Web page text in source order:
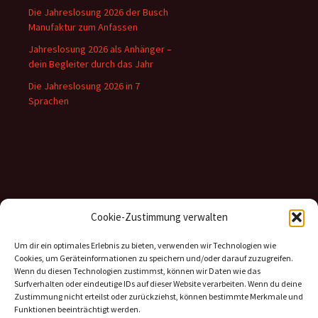
Cookie-Zustimmung verwalten
Um dir ein optimales Erlebnis zu bieten, verwenden wir Technologien wie
Cookies, um Geräteinformationen zu speichern und/oder darauf zuzugreifen.
Wenn du diesen Technologien zustimmst, können wir Daten wie das
Surfverhalten oder eindeutige IDs auf dieser Website verarbeiten. Wenn du deine
Zustimmung nicht erteilst oder zurückziehst, können bestimmte Merkmale und
Funktionen beeinträchtigt werden.
Die Jahreslosung 2026 der Busch
Manufaktur zum Anfassen
Jahreslosung 2026 als Anhänger –
dein Begleiter durch das Jahr
Die Jahreslosung 2026 in 7
Sprachen
Archiv